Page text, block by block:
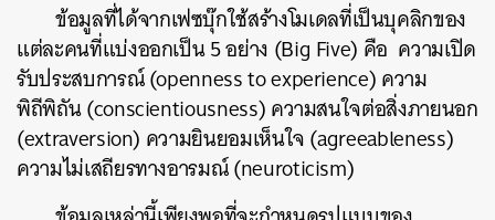
ข้อมูลที่ได้จากเฟซบุ๊กใช้สร้างโมเดลที่เป็นบุคลิกของ
แต่ละคนที่แบ่งออกเป็น 5 อย่าง (Big Five) คือ ความเปิด
รับประสบการณ์ (openness to experience) ความ
พิถีพิถัน (conscientiousness) ความสนใจต่อสิ่งภายนอก
(extraversion) ความยินยอมเห็นใจ (agreeableness)
ความไม่เสถียรทางอารมณ์ (neuroticism)